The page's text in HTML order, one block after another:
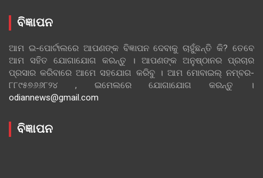
ବିଜ୍ଞାପନ
ଆମ ଇ-ପୋର୍ଟାଲରେ ଆପଣଙ୍କ ବିଜ୍ଞାପନ ଦେବାକୁ ଚାହୁଁଛନ୍ତି କି? ତେବେ
ଆମ ସହିତ ଯୋଗାଯୋଗ କରନ୍ତୁ । ଆପଣଙ୍କ ଅନୁଷ୍ଠାନର ପ୍ରଚାର
ପ୍ରସାର କରିବାରେ ଆମେ ସହଯୋଗ କରିବୁ । ଆମ ମୋବାଇଲ୍ ନମ୍ବର-
୮୮୯୫୭୬୬୮୨୪ , ଇମେଲରେ ଯୋଗାଯୋଗ କରନ୍ତୁ ।
odiannews@gmail.com
ବିଜ୍ଞାପନ